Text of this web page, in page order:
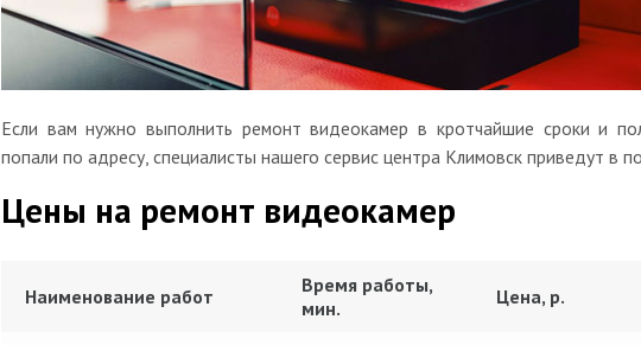
Если вам нужно выполнить ремонт видеокамер в кротчайшие сроки и
попали по адресу, специалисты нашего сервис центра Климовск приведут в
Цены на ремонт видеокамер
Наименование работ
Время работы,
мин.
Цена, р.